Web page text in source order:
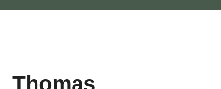
Thomas